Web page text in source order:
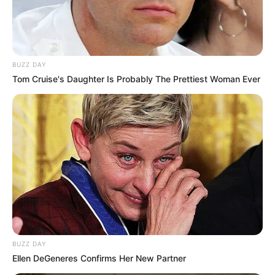
lunes, la Gobernación de Chocó y las comunidades
indígenas llegan finalmente a una solución clara y
definitiva, en aras de evitar más bloqueos en las vías.
BUZZ DAY
Tom Cruise's Daughter Is Probably The Prettiest Woman Ever
BUZZ DAY
Ellen DeGeneres Confirms Her New Partner